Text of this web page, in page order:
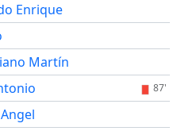
Enrique
Martín
87'